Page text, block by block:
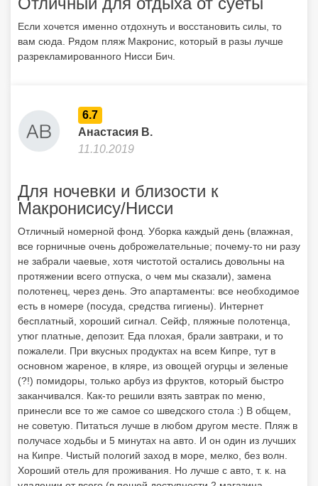
11.10.2019
Для ночевки и близости к
все горничные очень доброжелательные; почему-то ни разу
не забрали чаевые, хотя чистотой остались довольны на
протяжении всего отпуска, о чем мы сказали), замена
полотенец, через день. Это апартаменты: все необходимое
утюг платные, депозит. Еда плохая, брали завтраки, и то
пожалели. При вкусных продуктах на всем Кипре, тут в
основном жареное, в кляре, из овощей огурцы и зеленые
(?!) помидоры, только арбуз из фруктов, который быстро
заканчивался. Как-то решили взять завтрак по меню,
принесли все то же самое со шведского стола :) В общем,
не советую. Питаться лучше в любом другом месте. Пляж в
получасе ходьбы и 5 минутах на авто. И он один из лучших
на Кипре. Чистый пологий заход в море, мелко, без волн.
Хороший отель для проживания. Но лучше с авто, т. к. на
удалении от всего (в пешей доступности 2 магазина,
Анастасия М.
07.10.2019